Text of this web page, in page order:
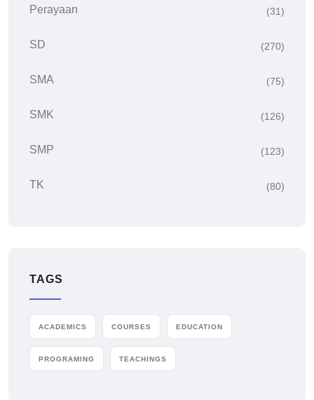
Perayaan (31)
SD (270)
SMA (75)
SMK (126)
SMP (123)
TK (80)
TAGS
ACADEMICS COURSES EDUCATION
PROGRAMING TEACHINGS